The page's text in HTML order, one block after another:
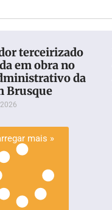
terceirizado
em obra no
da
Brusque
mais »